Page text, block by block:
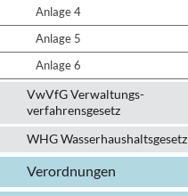
Anlage 4
Anlage 5
Anlage 6
VwVfG Verwaltungs­
verfahrens­gesetz
WHG Wasserhaushalts­gesetz
Verordnungen